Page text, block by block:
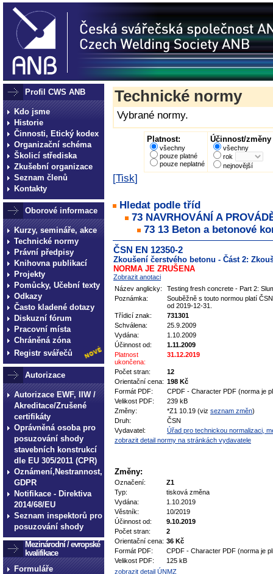
Profil CWS ANB
Kdo jsme
Historie
Činnosti, Etický kodex
Organizační schéma
Školicí střediska
Zkušební organizace
Seznam členů
Kontakty
Oborové informace
Kurzy, semináře, akce
Technické normy
Právní předpisy
Knihovna publikací
Projekty
Pomůcky, Učební texty
Odkazy
Často kladené dotazy
Diskuzní fórum
Pracovní místa
Chráněná zóna
Registr svářečů
Autorizace
Autorizace EWF, IIW /
Akreditace/Zrušené
certifikáty
Oprávněná osoba pro
posuzování shody
stavebních konstrukcí
dle EU 305/2011 (CPR)
Oznámení,Nestrannost,
GDPR
Notifikace - Direktiva
2014/68/EU
Seznam inspektorů pro
posuzování shody
Mezinárodní / evropské
kvalifikace
Formuláře
Technické normy
Vybrané normy.
Platnost:
všechny
pouze platné
pouze neplatné
Účinnost/změny
všechny
rok
nejnovější
[Tisk]
Hledat podle tříd
73 NAVRHOVÁNÍ A
73 13 Beton a betonové
ČSN EN 12350-2
Zkoušení čerstvého betonu - Část 2:
NORMA JE ZRUŠENA
Zobrazit anotaci
Název anglicky:
Testing fresh concrete - Part 2:
Poznámka:
Souběžně s touto normou platí
od 2019-12-31.
Třídicí znak:
731301
Schválena:
25.9.2009
Vydána:
1.10.2009
Účinnost od:
1.11.2009
Platnost
ukončena:
31.12.2019
Počet stran:
12
Orientační cena: 198 Kč
Formát PDF:
CPDF - Character PDF (norma je
Velikost PDF:
239 kB
Změny:
*Z1 10.19 (viz seznam změn)
Druh:
ČSN
Vydavatel:
Úřad pro technickou normalizaci,
zobrazit detail normy na stránkách vydavatele
Změny:
Označení:
Z1
Typ:
tisková změna
Vydána:
1.10.2019
Věstník:
10/2019
Účinnost od:
9.10.2019
Počet stran:
2
Orientační cena: 36 Kč
Formát PDF:
CPDF - Character PDF (norma je
Velikost PDF:
125 kB
zobrazit detail ÚNMZ